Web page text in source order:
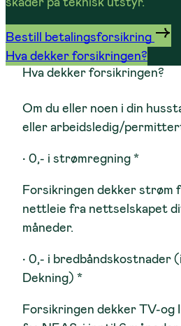
Bestill betalingsforsikring
Hva dekker forsikringen?
Hva dekker forsikringen?
Om du eller noen i din
eller arbeidsledig/
• 0,- i strømregning *
Forsikringen dekker strøm
nettleie fra nettselskapet
måneder.
• 0,- i bredbåndskostnader
Dekning) *
Forsikringen dekker TV-